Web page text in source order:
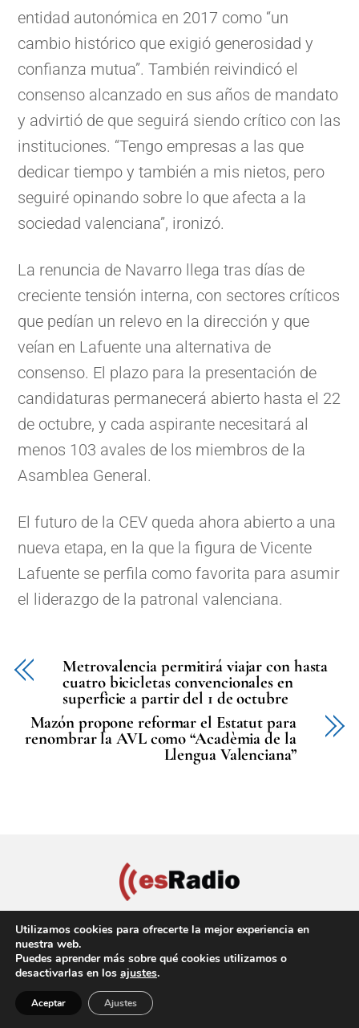
entidad autonómica en 2017 como “un
cambio histórico que exigió generosidad y
confianza mutua”. También reivindicó el
consenso alcanzado en sus años de mandato
y advirtió de que seguirá siendo crítico con las
instituciones. “Tengo empresas a las que
dedicar tiempo y también a mis nietos, pero
seguiré opinando sobre lo que afecta a la
sociedad valenciana”, ironizó.
La renuncia de Navarro llega tras días de
creciente tensión interna, con sectores críticos
que pedían un relevo en la dirección y que
veían en Lafuente una alternativa de
consenso. El plazo para la presentación de
candidaturas permanecerá abierto hasta el 22
de octubre, y cada aspirante necesitará al
menos 103 avales de los miembros de la
Asamblea General.
El futuro de la CEV queda ahora abierto a una
nueva etapa, en la que la figura de Vicente
Lafuente se perfila como favorita para asumir
el liderazgo de la patronal valenciana.
Metrovalencia permitirá viajar con hasta
cuatro bicicletas convencionales en
superficie a partir del 1 de octubre
Mazón propone reformar el Estatut para
renombrar la AVL como “Acadèmia de la
Llengua Valenciana”
Política de privacidad Aviso Legal Política de cookies
Copyright © 2022 EsRadio Valencia, All Rights Reserved
Utilizamos cookies para ofrecerte la mejor experiencia en
nuestra web.
Puedes aprender más sobre qué cookies utilizamos o
desactivarlas en los ajustes.
Aceptar Ajustes